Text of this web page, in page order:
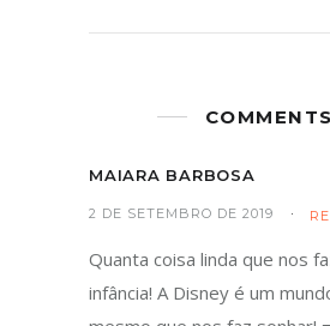
COMMENTS
MAIARA BARBOSA
2 DE SETEMBRO DE 2019
Quanta coisa linda que nos
infância! A Disney é um